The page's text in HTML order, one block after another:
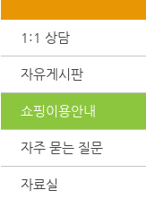
1:1 상담
자유게시판
쇼핑이용안내
자주 묻는 질문
자료실